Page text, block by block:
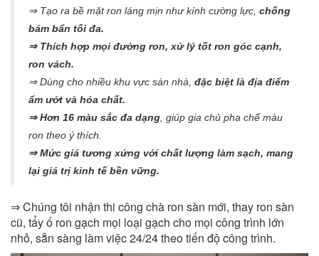
⇒ Tạo ra bề mặt ron láng mịn như kính cường lực, chống
bám bẩn tối đa.
⇒ Thích hợp mọi đường ron, xử lý tốt ron góc cạnh,
ron vách.
⇒ Dùng cho nhiều khu vực sàn nhà, đặc biệt là địa điểm
ẩm ướt và hóa chất.
⇒ Hơn 16 màu sắc đa dạng, giúp gia chủ pha chế màu
ron theo ý thích.
⇒ Mức giá tương xứng với chất lượng làm sạch, mang
lại giá trị kinh tế bền vững.
⇒ Chúng tôi nhận thi công chà ron sàn mới, thay ron sàn
cũ, tẩy ố ron gạch mọi loại gạch cho mọi công trình lớn
nhỏ, sẵn sàng làm việc 24/24 theo tiến độ công trình.